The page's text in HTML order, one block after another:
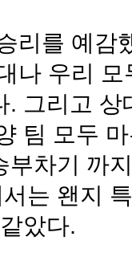
리를 예감
나 우리
. 그리고
팀 모두
부차기 까
는 왠지
았다.